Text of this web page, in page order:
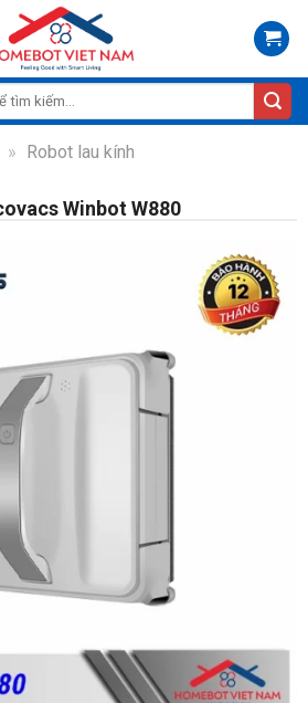
» Robot lau kính
Winbot W880